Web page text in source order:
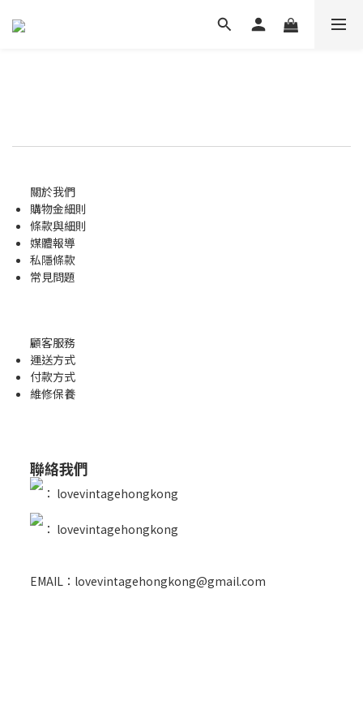
關於我們
購物金細則
條款與細則
媒體報導
私隱條款
常見問題
顧客服務
運送方式
付款方式
維修保養
聯絡我們
： lovevintagehongkong
： lovevintagehongkong
EMAIL：lovevintagehongkong@gmail.com